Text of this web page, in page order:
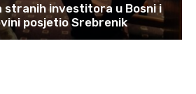
stranih investitora u Bosni i
posjetio Srebrenik